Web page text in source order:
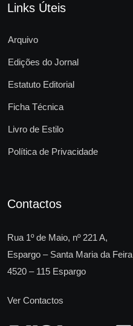
Links Úteis
Arquivo
Edições do Jornal
Estatuto Editorial
Ficha Técnica
Livro de Estilo
Política de Privacidade
Contactos
Rua 1º de Maio, nº 221 A,
Espargo – Santa Maria da Feira
4520 – 115 Espargo
Ver Contactos